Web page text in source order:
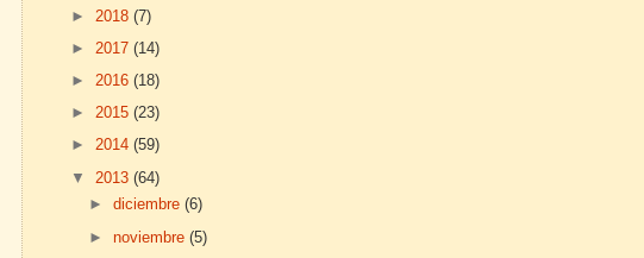
► 2018 (7)
► 2017 (14)
► 2016 (18)
► 2015 (23)
► 2014 (59)
▼ 2013 (64)
►diciembre(6)
►noviembre(5)